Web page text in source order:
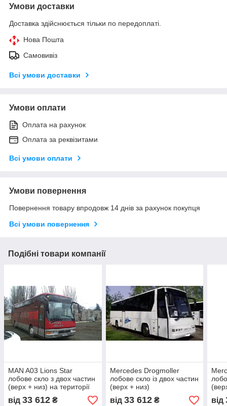
Умови доставки
Доставка здійснюється тільки по передоплаті.
Нова Пошта
Самовивіз
Всі умови доставки
Умови оплати
Оплата на рахунок
Оплата за реквізитами
Всі умови оплати
Умови повернення
Повернення товару впродовж 14 днів за рахунок покупця
Всі умови повернення
Подібні товари компанії
MAN A03 Lions Star
лобове скло з двох частин
(верх + низ) на території
фірми
від 33 612 ₴
Mercedes Drogmoller
лобове скло із двох частин
(верх + низ)
від 33 612₴ від